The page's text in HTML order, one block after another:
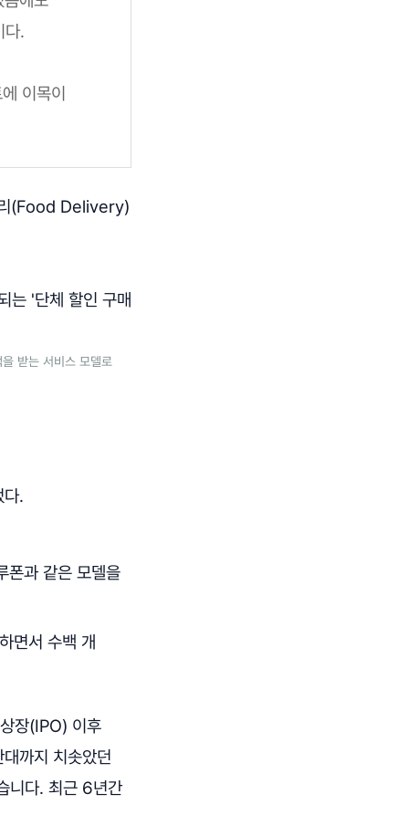
다.
이목이
리(Food Delivery)
는 '단체 할인 구매
받는 서비스 모델로
다.
폰과 같은 모델을
면서 수백 개
장(IPO) 이후
까지 치솟았던
니다. 최근 6년간